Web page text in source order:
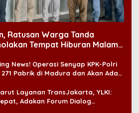
Ratusan Warga Tanda
Tempat Hiburan Malam
News! Operasi Senyap KPK-Polri
Pabrik di Madura dan Akan Ada
Layanan TransJakarta, YLKI:
Adakan Forum Dialog